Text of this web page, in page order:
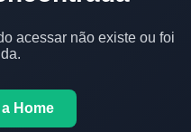
acessar não existe ou foi
Home